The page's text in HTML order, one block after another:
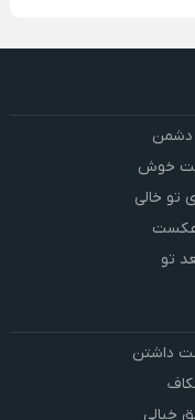
دشمن
خوش
تو خالی
عکست
تو
داشتن
خیالی